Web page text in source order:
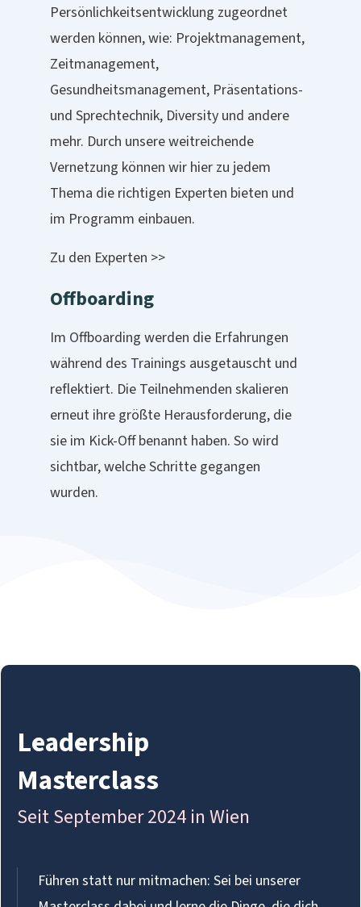
Persönlichkeitsentwicklung zugeordnet
werden können, wie: Projektmanagement,
Zeitmanagement,
Gesundheitsmanagement, Präsentations-
und Sprechtechnik, Diversity und andere
mehr. Durch unsere weitreichende
Vernetzung können wir hier zu jedem
Thema die richtigen Experten bieten und
im Programm einbauen.
Zu den Experten >>
Offboarding
Im Offboarding werden die Erfahrungen
während des Trainings ausgetauscht und
reflektiert. Die Teilnehmenden skalieren
erneut ihre größte Herausforderung, die
sie im Kick-Off benannt haben. So wird
sichtbar, welche Schritte gegangen
wurden.
Leadership
Masterclass
Seit September 2024 in Wien
Führen statt nur mitmachen: Sei bei unserer